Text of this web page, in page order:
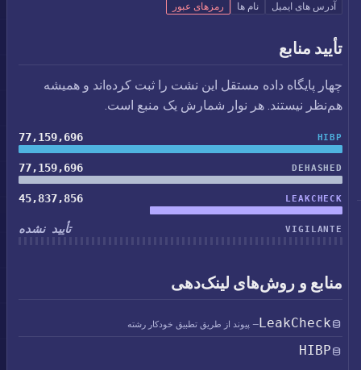
آدرس های ایمیل نام ها رمزهای عبور
تأیید منابع
چهار پایگاه داده مستقل این نشت را ثبت کرده‌اند و همیشه
هم‌نظر نیستند. هر نوار شمارش یک منبع است.
HIBP
77,159,696
DEHASHED
77,159,696
LEAKCHECK
45,837,856
VIGILANTE تأیید نشده
منابع و روش‌های لینک‌دهی
LeakCheck— پیوند از طریق تطبیق خودکار رشته
HIBP